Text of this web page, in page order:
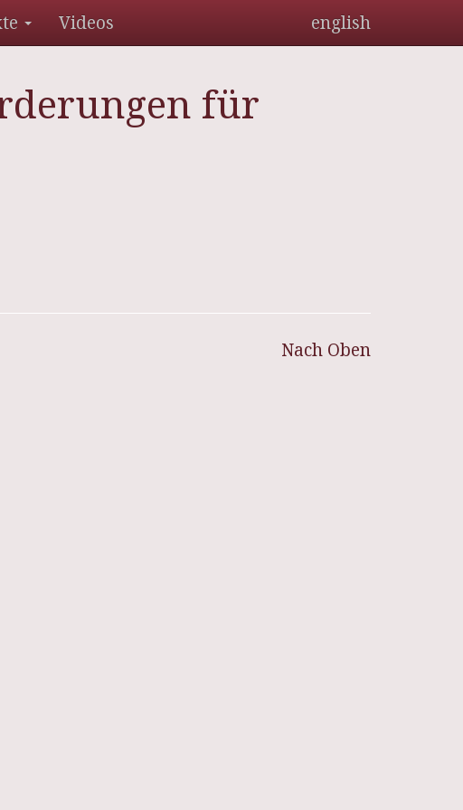
Videos english
für
Nach Oben